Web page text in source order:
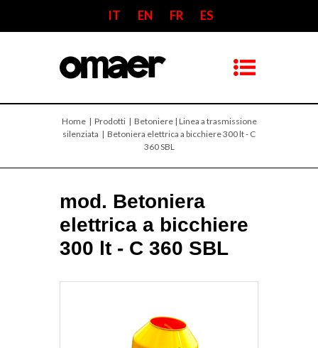
IT EN FR ES
Home| Prodotti | Betoniere | Linea a trasmissione
silenziata | Betoniera elettrica a bicchiere 300 lt - C
360 SBL
mod. Betoniera
elettrica a bicchiere
300 lt - C 360 SBL